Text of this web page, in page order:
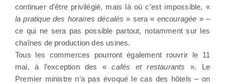
continuer d’être privilégié, mais là où c’est impossible, «
la pratique des horaires décalés » sera « encouragée » –
ce qui ne sera pas possible partout, notamment sur les
chaînes de production des usines.
Tous les commerces pourront également rouvrir le 11
mai, à l’exception des « cafés et restaurants ». Le
Premier ministre n’a pas évoqué le cas des hôtels – on